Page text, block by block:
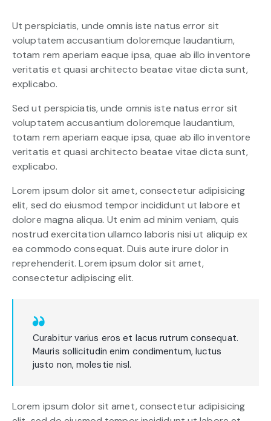
Ut perspiciatis, unde omnis iste natus error sit
voluptatem accusantium doloremque laudantium,
totam rem aperiam eaque ipsa, quae ab illo inventore
veritatis et quasi architecto beatae vitae dicta sunt,
explicabo.
Sed ut perspiciatis, unde omnis iste natus error sit
voluptatem accusantium doloremque laudantium,
totam rem aperiam eaque ipsa, quae ab illo inventore
veritatis et quasi architecto beatae vitae dicta sunt,
explicabo.
Lorem ipsum dolor sit amet, consectetur adipisicing
elit, sed do eiusmod tempor incididunt ut labore et
dolore magna aliqua. Ut enim ad minim veniam, quis
nostrud exercitation ullamco laboris nisi ut aliquip ex
ea commodo consequat. Duis aute irure dolor in
reprehenderit. Lorem ipsum dolor sit amet,
consectetur adipiscing elit.
Curabitur varius eros et lacus rutrum consequat.
Mauris sollicitudin enim condimentum, luctus
justo non, molestie nisl.
Lorem ipsum dolor sit amet, consectetur adipisicing